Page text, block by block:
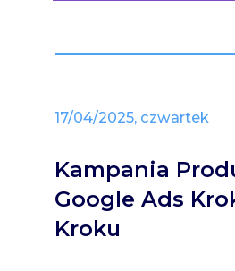
17/04/2025, czwartek
Kampania
Google Ads
Kroku